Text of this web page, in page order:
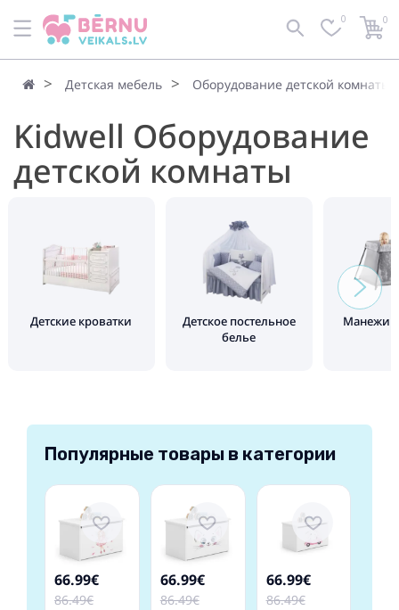
0 0
Детская мебель Оборудование детской комнаты
Kidwell Оборудование
детской комнаты
Детские кроватки
Детское постельное
белье
Манежи
Популярные товары в категории
66.99€
86.49€
66.99€
86.49€
66.99€
86.49€